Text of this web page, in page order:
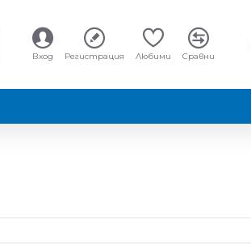
Вход Регистрация Любими Сравни